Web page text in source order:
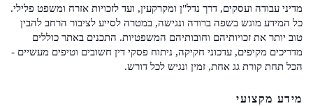
מדיני עבודה ועסקים, דרך נדל"ן ומקרקעין, ועד לזכויות אזרח ומשפט פלילי.
כל המידע מוגש בשפה ברורה ונגישה, במטרה לסייע לציבור הרחב להבין
טוב יותר את זכויותיהם וחובותיהם המשפטיות. התכנים באתר כוללים
מדריכים מקיפים, עדכוני חקיקה, ניתוח פסקי דין חשובים וטיפים מעשיים -
הכל תחת קורת גג אחת, זמין ונגיש לכל דורש.
מידע מקצועי